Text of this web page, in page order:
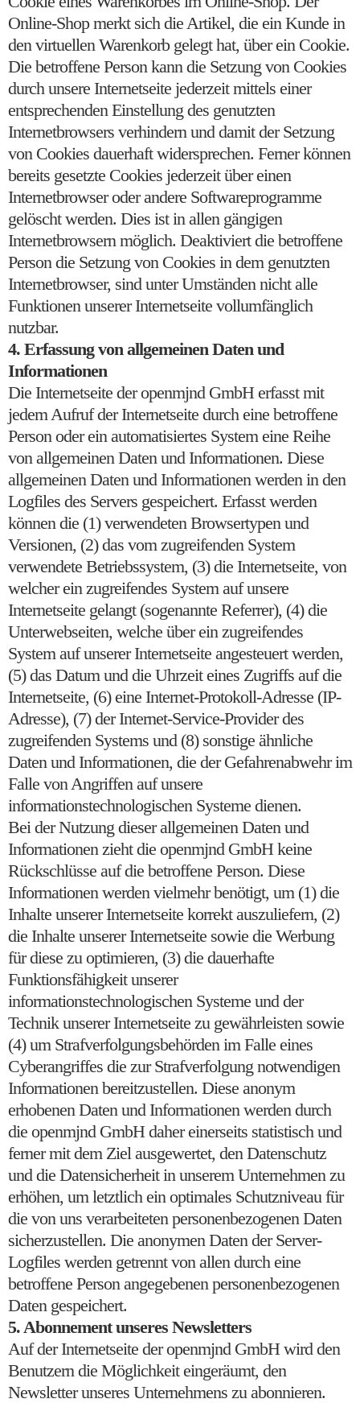
Online-Shop merkt sich die Artikel, die ein Kunde in
den virtuellen Warenkorb gelegt hat, über ein Cookie.
Die betroffene Person kann die Setzung von Cookies
durch unsere Internetseite jederzeit mittels einer
entsprechenden Einstellung des genutzten
Internetbrowsers verhindern und damit der Setzung
von Cookies dauerhaft widersprechen. Ferner können
bereits gesetzte Cookies jederzeit über einen
Internetbrowser oder andere Softwareprogramme
gelöscht werden. Dies ist in allen gängigen
Internetbrowsern möglich. Deaktiviert die betroffene
Person die Setzung von Cookies in dem genutzten
Internetbrowser, sind unter Umständen nicht alle
Funktionen unserer Internetseite vollumfänglich
nutzbar.
4. Erfassung von allgemeinen Daten und
Informationen
Die Internetseite der openmjnd GmbH erfasst mit
jedem Aufruf der Internetseite durch eine betroffene
Person oder ein automatisiertes System eine Reihe
von allgemeinen Daten und Informationen. Diese
allgemeinen Daten und Informationen werden in den
Logfiles des Servers gespeichert. Erfasst werden
können die (1) verwendeten Browsertypen und
Versionen, (2) das vom zugreifenden System
verwendete Betriebssystem, (3) die Internetseite, von
welcher ein zugreifendes System auf unsere
Internetseite gelangt (sogenannte Referrer), (4) die
Unterwebseiten, welche über ein zugreifendes
System auf unserer Internetseite angesteuert werden,
(5) das Datum und die Uhrzeit eines Zugriffs auf die
Internetseite, (6) eine Internet-Protokoll-Adresse (IP-
Adresse), (7) der Internet-Service-Provider des
zugreifenden Systems und (8) sonstige ähnliche
Daten und Informationen, die der Gefahrenabwehr im
Falle von Angriffen auf unsere
informationstechnologischen Systeme dienen.
Bei der Nutzung dieser allgemeinen Daten und
Informationen zieht die openmjnd GmbH keine
Rückschlüsse auf die betroffene Person. Diese
Informationen werden vielmehr benötigt, um (1) die
Inhalte unserer Internetseite korrekt auszuliefern, (2)
die Inhalte unserer Internetseite sowie die Werbung
für diese zu optimieren, (3) die dauerhafte
Funktionsfähigkeit unserer
informationstechnologischen Systeme und der
Technik unserer Internetseite zu gewährleisten sowie
(4) um Strafverfolgungsbehörden im Falle eines
Cyberangriffes die zur Strafverfolgung notwendigen
Informationen bereitzustellen. Diese anonym
erhobenen Daten und Informationen werden durch
die openmjnd GmbH daher einerseits statistisch und
ferner mit dem Ziel ausgewertet, den Datenschutz
und die Datensicherheit in unserem Unternehmen zu
erhöhen, um letztlich ein optimales Schutzniveau für
die von uns verarbeiteten personenbezogenen Daten
sicherzustellen. Die anonymen Daten der Server-
Logfiles werden getrennt von allen durch eine
betroffene Person angegebenen personenbezogenen
Daten gespeichert.
5. Abonnement unseres Newsletters
Auf der Internetseite der openmjnd GmbH wird den
Benutzern die Möglichkeit eingeräumt, den
Newsletter unseres Unternehmens zu abonnieren.